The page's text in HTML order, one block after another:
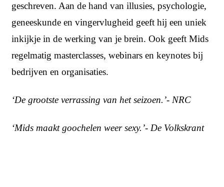
geschreven. Aan de hand van illusies, psychologie,
geneeskunde en vingervlugheid geeft hij een uniek
inkijkje in de werking van je brein. Ook geeft Mids
regelmatig masterclasses, webinars en keynotes bij
bedrijven en organisaties.
‘De grootste verrassing van het seizoen.’- NRC
‘Mids maakt goochelen weer sexy.’- De Volkskrant